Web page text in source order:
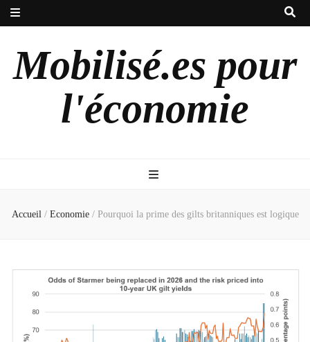
Mobilisé.es pour
l'économie
Accueil / Economie / Pourquoi la prime des gilts britanniques est logique